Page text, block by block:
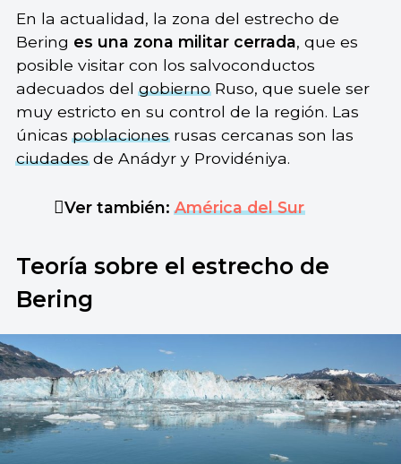
En la actualidad, la zona del estrecho de
Bering es una zona militar cerrada, que es
posible visitar con los salvoconductos
adecuados delgobiernoRuso, que suele ser
muy estricto en su control de la región. Las
únicaspoblacionesrusas cercanas son las
ciudadesde Anádyr y Providéniya.
Ver también:América del Sur
Teoría sobre el estrecho de
Bering